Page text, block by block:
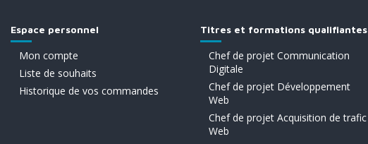
Espace personnel
Mon compte
Liste de souhaits
Historique de vos commandes
Titres et formations qualifiantes
Chef de projet Communication
Digitale
Chef de projet Développement
Web
Chef de projet Acquisition de trafic
Web